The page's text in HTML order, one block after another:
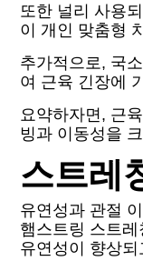
또한 널리 사용
이 개인 맞춤형
추가적으로, 국
여 근육 긴장에
요약하자면, 근
빙과 이동성을
스트레
유연성과 관절
햄스트링 스트
유연성이 향상